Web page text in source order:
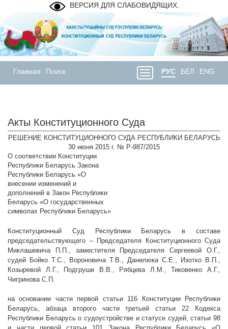
ВЕРСИЯ ДЛЯ СЛАБОВИДЯЩИХ.
Главная Поиск РУС БЕЛ ENG
Акты Конституционного Суда
РЕШЕНИЕ КОНСТИТУЦИОННОГО СУДА РЕСПУБЛИКИ БЕЛАРУСЬ
30 июня 2015 г. № Р-987/2015
О соответствии Конституции
Республики Беларусь Закона
Республики Беларусь «О
внесении изменений и
дополнений в Закон Республики
Беларусь «О государственных
символах Республики Беларусь»
Конституционный Суд Республики Беларусь в составе
председательствующего – Председателя Конституционного Суда
Миклашевича П.П., заместителя Председателя Сергеевой О.Г.,
судей Бойко Т.С., Вороновича Т.В., Данилюка С.Е., Изотко В.П.,
Козыревой Л.Г., Подгруши В.В., Рябцева Л.М., Тиковенко А.Г.,
Чигринова С.П.
на основании части первой статьи 116 Конституции Республики
Беларусь, абзаца второго части третьей статьи 22 Кодекса
Республики Беларусь о судоустройстве и статусе судей, статьи 98